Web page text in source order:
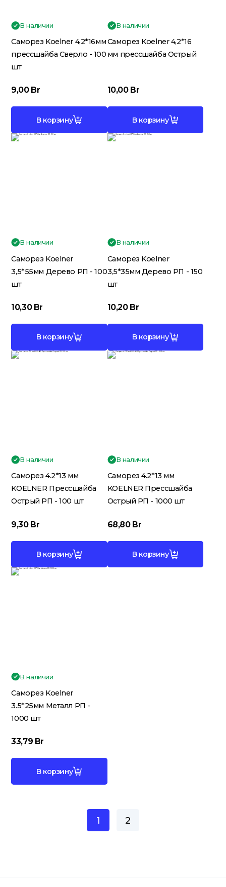
В наличии
Саморез Koelner 4,2*16мм
прессшайба Сверло - 100
шт
9,00 Br
В корзину
В наличии
Саморез Koelner 4,2*16
мм прессшайба Острый
10,00 Br
В корзину
В наличии
Саморез Koelner
3,5*55мм Дерево РП - 100
шт
10,30 Br
В корзину
В наличии
Саморез Koelner
3,5*35мм Дерево РП - 150
шт
10,20 Br
В корзину
В наличии
Саморез 4.2*13 мм
KOELNER Прессшайба
Острый РП - 100 шт
9,30 Br
В корзину
В наличии
Саморез 4.2*13 мм
KOELNER Прессшайба
Острый РП - 1000 шт
68,80 Br
В корзину
В наличии
Саморез Koelner
3.5*25мм Металл РП -
1000 шт
33,79 Br
В корзину
1 2